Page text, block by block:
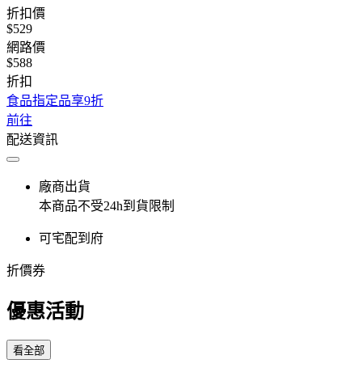
折扣價
$529
網路價
$588
折扣
食品指定品享9折
前往
配送資訊
廠商出貨
本商品不受24h到貨限制
可宅配到府
折價券
優惠活動
看全部